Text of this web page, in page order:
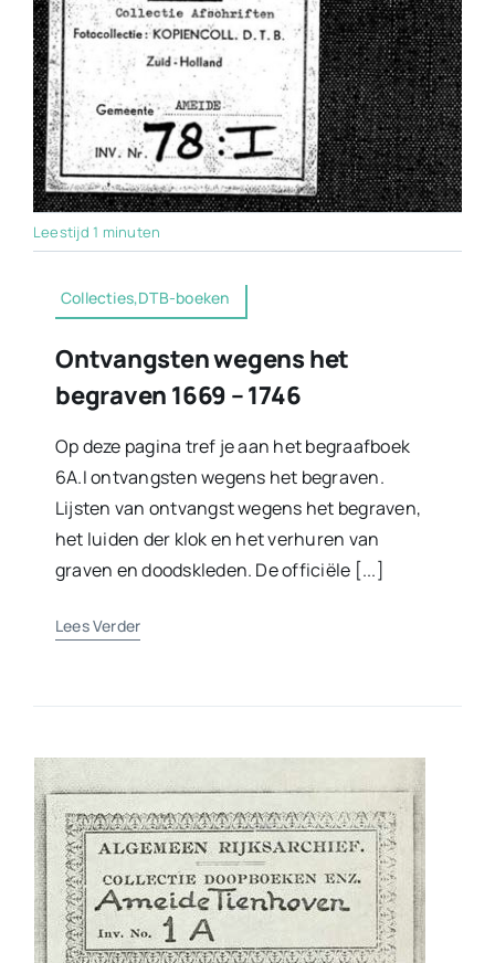
Leestijd 1 minuten
Collecties,DTB-boeken
Ontvangsten wegens het
begraven 1669 – 1746
Op deze pagina tref je aan het begraafboek
6A.I ontvangsten wegens het begraven.
Lijsten van ontvangst wegens het begraven,
het luiden der klok en het verhuren van
graven en doodskleden. De officiële [...]
Lees Verder